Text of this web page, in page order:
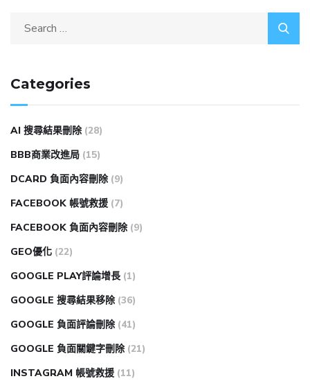
Categories
AI 搜尋結果刪除 (28)
BBB商業改進局 (15)
DCARD 負面內容刪除 (9)
FACEBOOK 帳號救援 (7)
FACEBOOK 負面內容刪除 (9)
GEO優化 (22)
GOOGLE PLAY評論增長 (1)
GOOGLE 搜尋結果移除 (36)
GOOGLE 負面評論刪除 (41)
GOOGLE 負面關鍵字刪除 (21)
INSTAGRAM 帳號救援 (11)